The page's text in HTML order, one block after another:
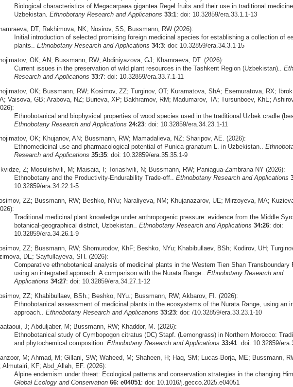
Biological characteristics of Megacarpaea gigantea Regel fruits and their use in traditional
Uzbekistan. Ethnobotany Research and Applications 33:1: doi: 10.32859/era.33.1.1-13
DT; Rakhimova, NK; Nosirov, SS; Bussmann, RW (2026):
Initial introduction of selected promising foreign medicinal species for establishing a collection of
plants.. Ethnobotany Research and Applications 34:3: doi: 10.32859/era.34.3.1-15
OK; AN; Bussmann, RW; Abdiniyazova, GJ; Khamraeva, DT. (2026):
Current issues in the preservation of wild plant resources in the Tashkent Region (Uzbekistan)..
Research and Applications 33:7: doi: 10.32859/era.33.7.1-11
OK; Bussmann, RW; Kosimov, ZZ; Turginov, OT; Kuramatova, ShA; Esemuratova, RX;
Vaisova, GB; Arabova, NZ; Burieva, XP; Bakhramov, RM; Madumarov, TA; Tursunboev, KhE;
Ethnobotanical and biophysical properties of wood species used in the traditional Uzbek cradle
Ethnobotany Research and Applications 24:23: doi: 10.32859/era.34.23.1-11
OK; Khujanov, AN; Bussmann, RW; Mamadalieva, NZ; Sharipov, AE. (2026):
Ethnomedicinal use and pharmacological potential of Punica granatum L. in Uzbekistan..
Research and Applications 35:35: doi: 10.32859/era.35.35.1-9
Z; Mosulishvili, M; Maisaia, I; Toriashvili, N; Bussmann, RW; Paniagua-Zambrana NY (2026):
Ethnobotany and the Productivity-Endurability Trade-off.. Ethnobotany Research and Applications
10.32859/era.34.22.1-5
ZZ; Bussmann, RW; Beshko, NYu; Naraliyeva, NM; Khujanazarov, UE; Mirzoyeva, MA;
Traditional medicinal plant knowledge under anthropogenic pressure: evidence from the Middle
botanical-geographical district, Uzbekistan.. Ethnobotany Research and Applications 34:26: doi:
10.32859/era.34.26.1-9
ZZ; Bussmann, RW; Shomurodov, KhF; Beshko, NYu; Khabibullaev, BSh; Kodirov, UH;
DE; Sayfullayeva, SH. (2026):
Comparative ethnobotanical analysis of medicinal plants in the Western Tien Shan Transboundary
using an integrated approach: A comparison with the Nurata Range.. Ethnobotany Research and
Applications 34:27: doi: 10.32859/era.34.27.1-12
ZZ; Khabibullaev, BSh.; Beshko, NYu.; Bussmann, RW; Akbarov, FI. (2026):
Ethnobotanical assessment of medicinal plants in the ecosystems of the Nurata Range, using an
approach.. Ethnobotany Research and Applications 33:23: doi: /10.32859/era.33.23.1-10
J; Abduljaber, M; Bussmann, RW; Khaddor, M. (2026):
Ethnobotanical study of Cymbopogon citratus (DC) Stapf. (Lemongrass) in Northern Morocco:
and phytochemical composition. Ethnobotany Research and Applications 33:41: doi: 10.32859/
M; Ahmad, M; Gillani, SW; Waheed, M; Shaheen, H; Haq, SM; Lucas-Borja, ME; Bussmann,
Almutairi, KF; Abd_Allah, EF. (2026):
Alpine endemism under threat: Ecological patterns and conservation strategies in the changing
Global Ecology and Conservation 66: e04051: doi: 10.1016/j.gecco.2025.e04051